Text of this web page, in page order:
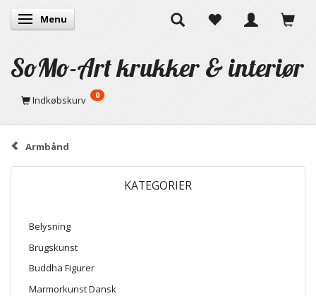
Skifte navigation
Menu
SoMo-Art krukker & interiør
Indkøbskurv 0
Armbånd
KATEGORIER
Belysning
Brugskunst
Buddha Figurer
Marmorkunst Dansk